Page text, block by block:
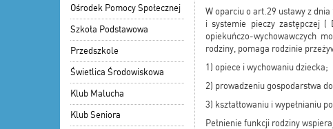
Ośrodek Pomocy Społecznej
Szkoła Podstawowa
Przedszkole
Świetlica Środowiskowa
Klub Malucha
Klub Seniora
W oparciu o art.29 ustawy z
i systemie pieczy zastępczej
opiekuńczo-wychowawczych
rodziny, pomaga rodzinie
1) opiece i wychowaniu dziecka;
2) prowadzeniu gospodarstwa
3) kształtowaniu i wypełnianiu
Pełnienie funkcji rodziny